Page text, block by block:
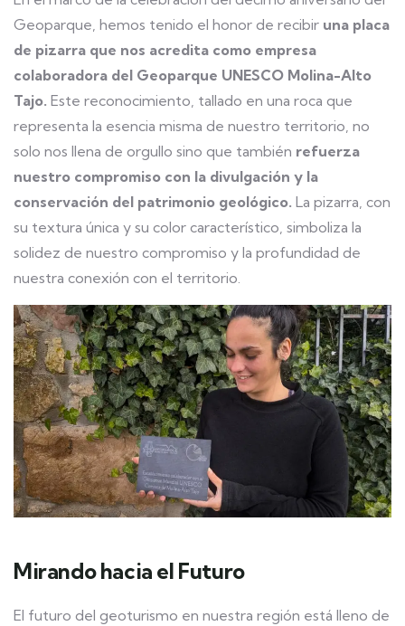
Geoparque, hemos tenido el honor de recibir una placa
de pizarra que nos acredita como empresa
colaboradora del Geoparque UNESCO Molina-Alto
Tajo. Este reconocimiento, tallado en una roca que
representa la esencia misma de nuestro territorio, no
solo nos llena de orgullo sino que también refuerza
nuestro compromiso con la divulgación y la
conservación del patrimonio geológico. La pizarra, con
su textura única y su color característico, simboliza la
solidez de nuestro compromiso y la profundidad de
nuestra conexión con el territorio.
Mirando hacia el Futuro
El futuro del geoturismo en nuestra región está lleno de